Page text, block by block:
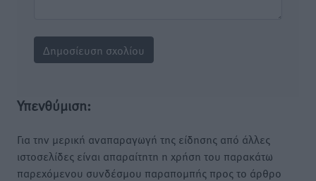
Υπενθύμιση:
Για την μερική αναπαραγωγή της είδησης από άλλες
ιστοσελίδες είναι απαραίτητη η χρήση του παρακάτω
παρεχόμενου συνδέσμου παραπομπής προς το άρθρο